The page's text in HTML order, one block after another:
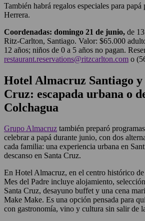
También habrá regalos especiales para
Herrera.
Coordenadas: domingo 21 de junio, de
Ritz-Carlton, Santiago. Valor: $65.000
12 años; niños de 0 a 5 años no pagan.
restaurant.reservations@ritzcarlton.com o
Hotel Almacruz Santiago
Cruz: escapada urbana o
Colchagua
Grupo Almacruz también preparó
celebrar a papá durante junio, con dos
cada familia: una experiencia urbana en
descanso en Santa Cruz.
En Hotel Almacruz, en el centro histórico
Mes del Padre incluye alojamiento,
Santa Cruz, desayuno buffet y una cena
Make Make. Es una opción pensada para
con gastronomía, vino y cultura sin salir de